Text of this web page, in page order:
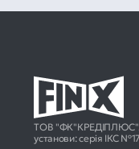
ТОВ "ФК"КРЕДІПЛЮС".
установи: серія ІКС